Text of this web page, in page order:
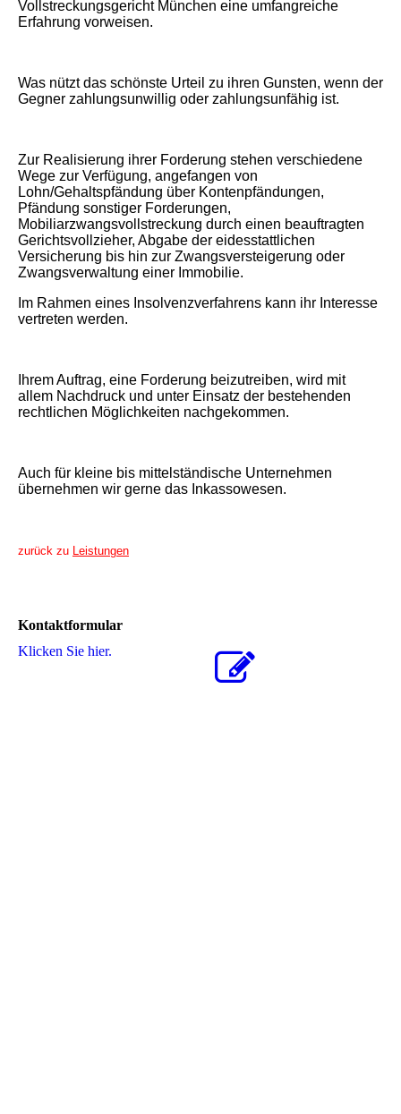
Vollstreckungsgericht München eine umfangreiche
Erfahrung vorweisen.
Was nützt das schönste Urteil zu ihren Gunsten, wenn der
Gegner zahlungsunwillig oder zahlungsunfähig ist.
Zur Realisierung ihrer Forderung stehen verschiedene
Wege zur Verfügung, angefangen von
Lohn/Gehaltspfändung über Kontenpfändungen,
Pfändung sonstiger Forderungen,
Mobiliarzwangsvollstreckung durch einen beauftragten
Gerichtsvollzieher, Abgabe der eidesstattlichen
Versicherung bis hin zur Zwangsversteigerung oder
Zwangsverwaltung einer Immobilie.
Im Rahmen eines Insolvenzverfahrens kann ihr Interesse
vertreten werden.
Ihrem Auftrag, eine Forderung beizutreiben, wird mit
allem Nachdruck und unter Einsatz der bestehenden
rechtlichen Möglichkeiten nachgekommen.
Auch für kleine bis mittelständische Unternehmen
übernehmen wir gerne das Inkassowesen.
zurück zu Leistungen
Kontaktformular
Klicken Sie hier.